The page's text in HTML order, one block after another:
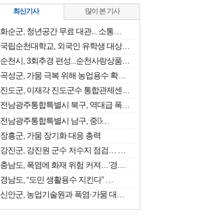
최신기사 많이 본 기사
화순군, 청년공간 무료 대관... 소통…
국립순천대학교, 외국인 유학생 대상…
순천시, 3회추경 편성...순천사랑상품…
곡성군, 가뭄 극복 위해 농업용수 확…
진도군, 이재각 진도군수 통합관제센…
전남광주통합특별시 북구, 역대급 폭…
전남광주통합특별시 남구, 중소̷…
장흥군, 가뭄 장기화 대응 총력
강진군, 강진원 군수 저수지 점검… …
충남도, 폭염에 화재 위험 커져…‘경…
경남도, “도민 생활용수 지킨다” …
신안군, 농업기술원과 폭염·가뭄 대…